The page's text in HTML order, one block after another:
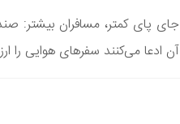
جای پای کمتر، مسافران بیشتر:
آن ادعا می‌کنند سفرهای هوایی را